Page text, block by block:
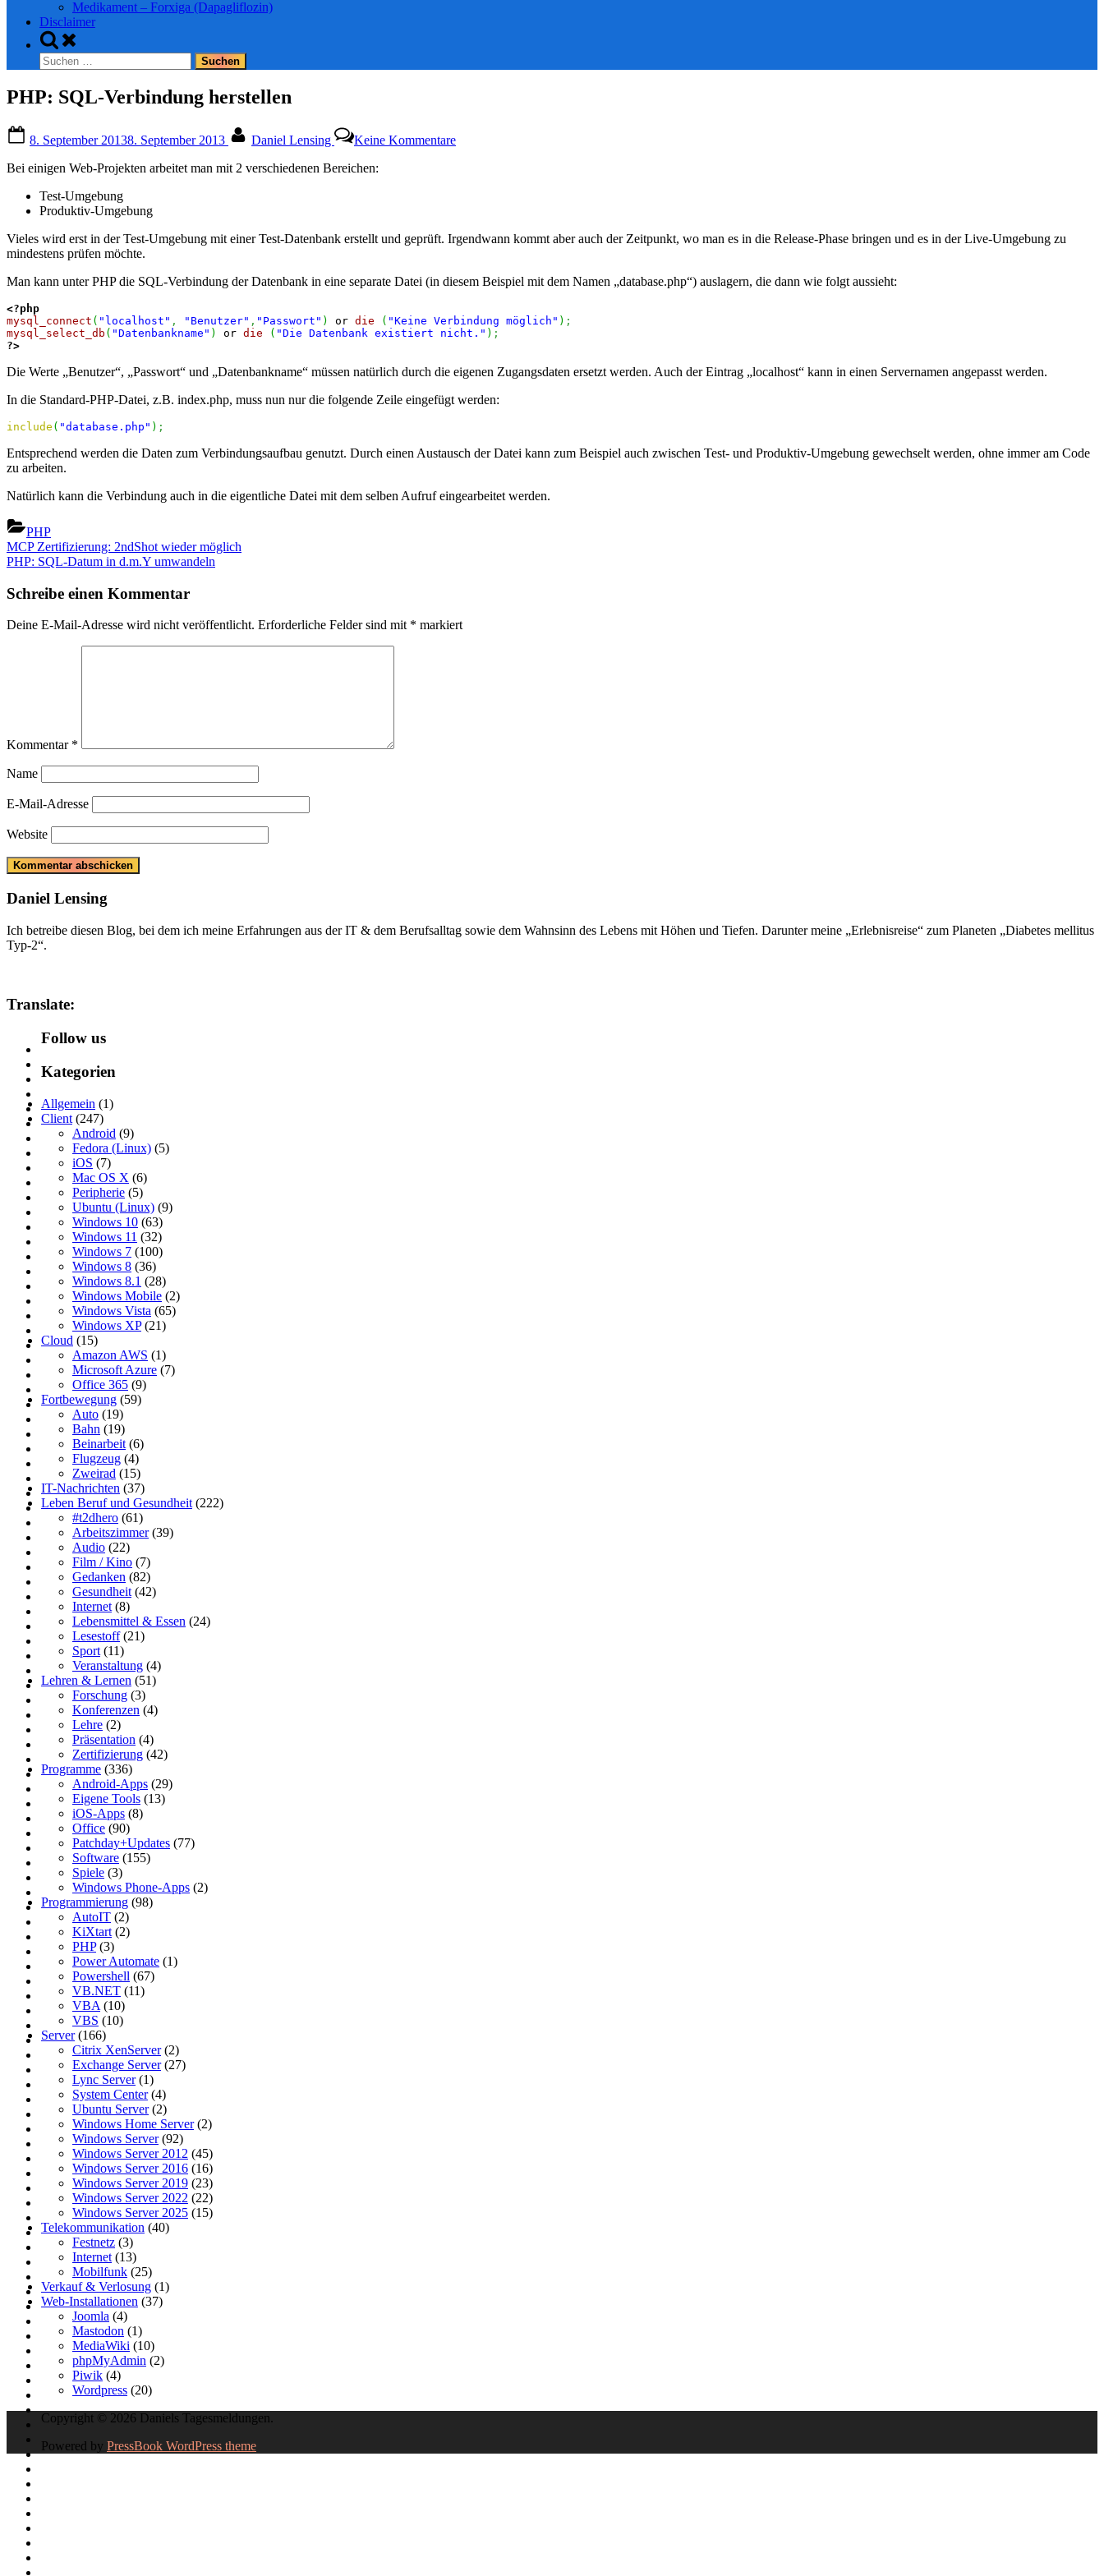
Medikament – Forxiga (Dapagliflozin)
Disclaimer
Toggle
search
form
Suchen
nach:
PHP: SQL-Verbindung herstellen
on
8. September 20138. September 2013 Daniel Lensing Keine KommentarePHP:
Bei einigen Web-Projekten arbeitet man mit 2 verschiedenen Bereichen:
Test-Umgebung
Produktiv-Umgebung
Vieles wird erst in der Test-Umgebung mit einer Test-Datenbank erstellt und geprüft. Irgendwann kommt aber auch der Zeitpunkt, wo man es in die Release-Phase bringen und es in der Live-Umgebung zu
mindestens prüfen möchte.
Man kann unter PHP die SQL-Verbindung der Datenbank in eine separate Datei (in diesem Beispiel mit dem Namen „database.php“) auslagern, die dann wie folgt aussieht:
<?php
mysql_connect ( "localhost" , "Benutzer" , "Passwort" ) or die ( "Keine Verbindung möglich" ) ;
mysql_select_db ( "Datenbankname" ) or die ( "Die Datenbank existiert nicht." ) ;
?>
Die Werte „Benutzer“, „Passwort“ und „Datenbankname“ müssen natürlich durch die eigenen Zugangsdaten ersetzt werden. Auch der Eintrag „localhost“ kann in einen Servernamen angepasst werden.
In die Standard-PHP-Datei, z.B. index.php, muss nun nur die folgende Zeile eingefügt werden:
include ( "database.php" ) ;
Entsprechend werden die Daten zum Verbindungsaufbau genutzt. Durch einen Austausch der Datei kann zum Beispiel auch zwischen Test- und Produktiv-Umgebung gewechselt werden, ohne immer am Code
zu arbeiten.
Natürlich kann die Verbindung auch in die eigentliche Datei mit dem selben Aufruf eingearbeitet werden.
PHP
Beitragsnavigation
Previous
Post:
MCP Zertifizierung: 2ndShot wieder möglich
Next
PHP: SQL-Datum in d.m.Y umwandeln
Schreibe einen Kommentar
Deine E-Mail-Adresse wird nicht veröffentlicht. Erforderliche Felder sind mit * markiert
Kommentar *
Name
E-Mail-Adresse
Website
Daniel Lensing
Ich betreibe diesen Blog, bei dem ich meine Erfahrungen aus der IT & dem Berufsalltag sowie dem Wahnsinn des Lebens mit Höhen und Tiefen. Darunter meine „Erlebnisreise“ zum Planeten „Diabetes mellitus
Typ-2“.
Translate:
Follow us
Kategorien
Allgemein (1)
Client (247)
Android (9)
Fedora (Linux) (5)
iOS (7)
Mac OS X (6)
Peripherie (5)
Ubuntu (Linux) (9)
Windows 10 (63)
Windows 11 (32)
Windows 7 (100)
Windows 8 (36)
Windows 8.1 (28)
Windows Mobile (2)
Windows Vista (65)
Windows XP(21)
Cloud (15)
Amazon AWS (1)
Microsoft Azure (7)
Office 365 (9)
Fortbewegung (59)
Auto (19)
Bahn (19)
Beinarbeit (6)
Flugzeug (4)
Zweirad (15)
IT-Nachrichten (37)
Leben Beruf und Gesundheit (222)
#t2dhero (61)
Arbeitszimmer(39)
Audio (22)
Film / Kino (7)
Gedanken (82)
Gesundheit (42)
Internet (8)
Lebensmittel & Essen (24)
Lesestoff(21)
Sport (11)
Veranstaltung (4)
Lehren & Lernen (51)
Forschung (3)
Konferenzen (4)
Lehre (2)
Präsentation (4)
Zertifizierung (42)
Programme (336)
Android-Apps (29)
Eigene Tools (13)
iOS-Apps (8)
Office (90)
Patchday+Updates (77)
Software (155)
Spiele (3)
Windows Phone-Apps (2)
Programmierung (98)
AutoIT (2)
KiXtart (2)
PHP(3)
Power Automate (1)
Powershell (67)
VB.NET (11)
VBA (10)
VBS (10)
Server(166)
Citrix XenServer(2)
Exchange Server(27)
Lync Server(1)
System Center(4)
Ubuntu Server(2)
Windows Home Server(2)
Windows Server(92)
Windows Server 2012 (45)
Windows Server 2016 (16)
Windows Server 2019 (23)
Windows Server 2022 (22)
Windows Server 2025 (15)
Telekommunikation (40)
Festnetz (3)
Internet (13)
Mobilfunk (25)
Verkauf & Verlosung (1)
Web-Installationen (37)
Joomla (4)
Mastodon (1)
MediaWiki (10)
phpMyAdmin (2)
Piwik (4)
Wordpress (20)
Copyright © 2026 Daniels Tagesmeldungen.
Powered by PressBook WordPress theme